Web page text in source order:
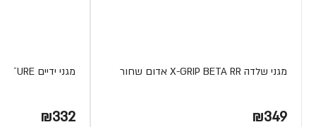
מגני שלדה X-GRIP BETA RR אדום שחור
₪349
מגני ידיים X-FUTURE מבית ACERBIS
₪332